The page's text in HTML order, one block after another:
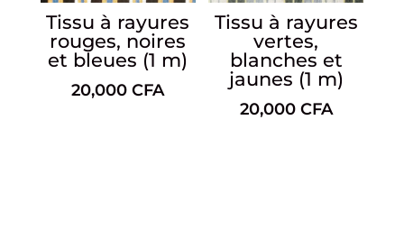
Tissu à rayures
rouges, noires
et bleues (1 m)
20,000CFA
Tissu à rayures
vertes,
blanches et
jaunes (1 m)
20,000 CFA